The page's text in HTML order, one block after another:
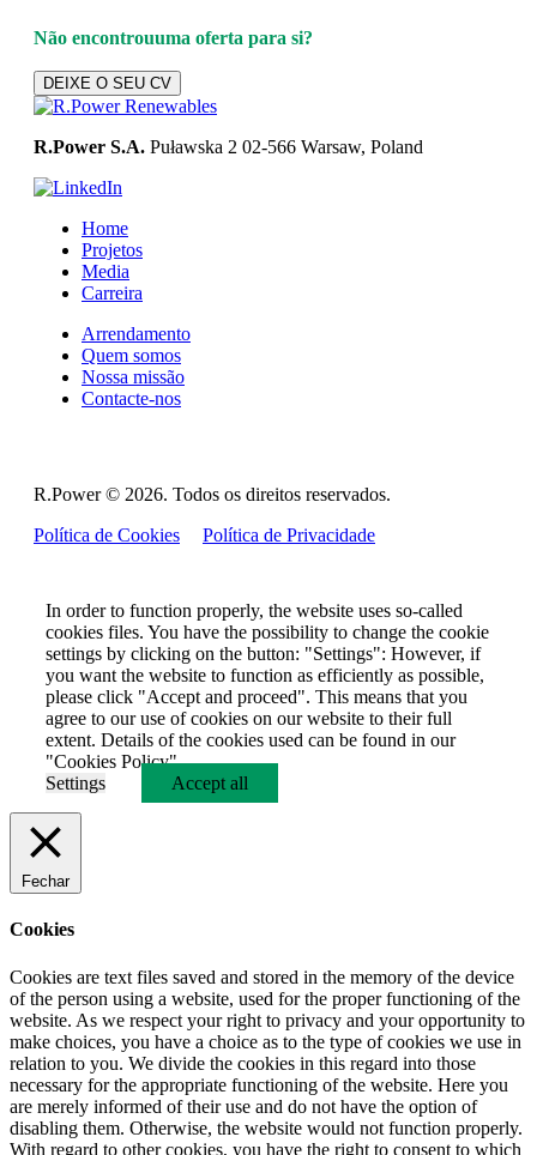
Não encontrouuma oferta para si?
DEIXE O SEU CV
R.Power S.A. Puławska 2 02-566 Warsaw, Poland
Home
Projetos
Media
Carreira
Arrendamento
Quem somos
Nossa missão
Contacte-nos
R.Power © 2026. Todos os direitos reservados.
Política de Cookies
Política de Privacidade
In order to function properly, the website uses so-called
cookies files. You have the possibility to change the cookie
settings by clicking on the button: "Settings": However, if
you want the website to function as efficiently as possible,
please click "Accept and proceed". This means that you
agree to our use of cookies on our website to their full
extent. Details of the cookies used can be found in our
"Cookies Policy".
Settings
Accept all
Fechar
Cookies
Cookies are text files saved and stored in the memory of the device
of the person using a website, used for the proper functioning of the
website. As we respect your right to privacy and your opportunity to
make choices, you have a choice as to the type of cookies we use in
relation to you. We divide the cookies in this regard into those
necessary for the appropriate functioning of the website. Here you
are merely informed of their use and do not have the option of
disabling them. Otherwise, the website would not function properly.
With regard to other cookies, you have the right to consent to which